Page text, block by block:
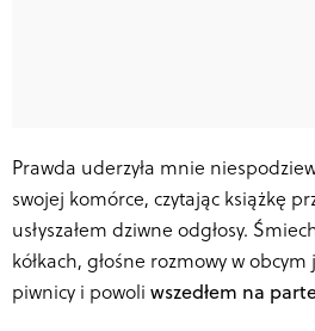
Prawda uderzyła mnie
swojej komórce, czytając książkę
usłyszałem dziwne odgłosy.
kółkach, głośne rozmowy w obcym
piwnicy i powoli wszedłem na